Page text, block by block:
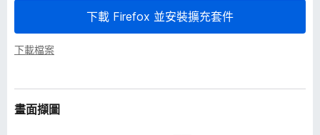
下載 Firefox 並安裝擴充套件
下載檔案
畫面擷圖